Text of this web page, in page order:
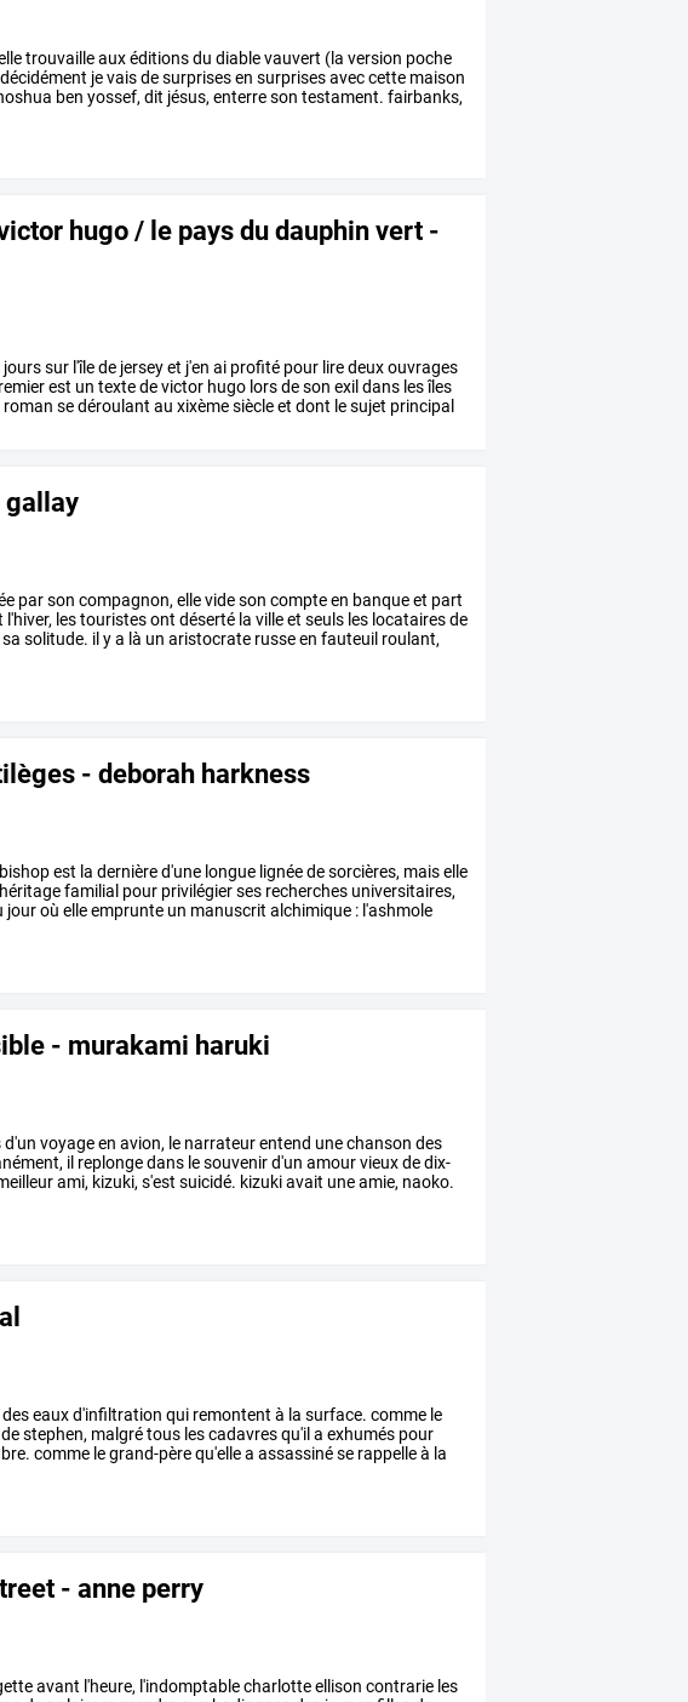
trouvailleauxéditionsdu diablevauvert (la version poche
décidément jevaisdesurprisesen surprisesaveccette maison
ben yossef, dit jésus, enterreson testament. fairbanks,
hugo / le pays du dauphin vert -
jourssur l'îlede jerseyet j'en ai profité pour liredeuxouvrages
est un textedevictor hugo lorsdeson exil dans lesîles
roman sedéroulant au xixèmesiècleet dont lesujet principal
gallay
parson compagnon,ellevideson compteen banqueet part
l'hiver, lestouristesont déserté la villeet seuls les locatairesde
sa solitude. il ya là un aristocrate russeen fauteuil roulant,
- deborah harkness
bishopest la dernièred'une longue lignéedesorcières, maiselle
héritagefamilial pour privilégierses recherches universitaires,
jouroù elleemprunte un manuscrit alchimique : l'ashmole
- murakami haruki
d'un voyageen avion, le narrateurentend unechanson des
il replongedans lesouvenird'un amourvieuxdedix-
ami, kizuki, s'est suicidé. kizukiavait uneamie, naoko.
deseauxd'infiltration qui remontent à la surface. comme le
destephen, malgrétous lescadavresqu'il a exhumés pour
comme legrand-pèrequ'ellea assassinése rappelleà la
- anne perry
avant l'heure, l'indomptablecharlotteellison contrarie les